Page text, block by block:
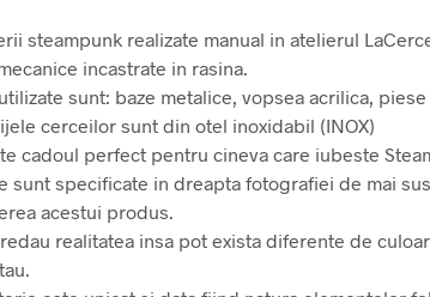
steampunk realizate manual in atelierul
incastrate in rasina.
sunt: baze metalice, vopsea acrilica,
cerceilor sunt din otel inoxidabil (INOX)
cadoul perfect pentru cineva care iubeste
sunt specificate in dreapta fotografiei de mai
acestui produs.
realitatea insa pot exista diferente de